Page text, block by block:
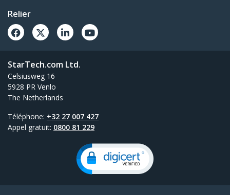
Relier
StarTech.com Ltd.
Celsiusweg 16
5928 PR Venlo
The Netherlands
Téléphone: +32 27 007 427
Appel gratuit: 0800 81 229